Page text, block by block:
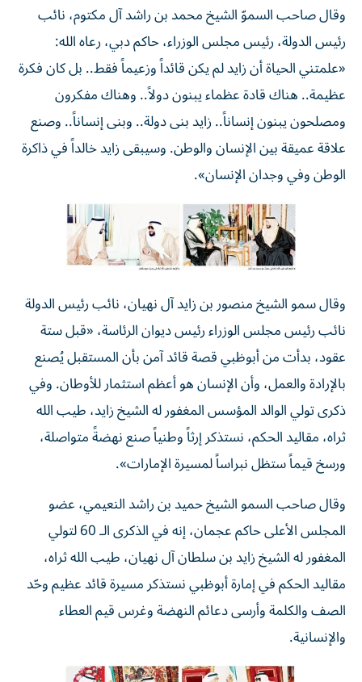
وقال صاحب السموّ الشيخ محمد بن راشد آل مكتوم، نائب
رئيس الدولة، رئيس مجلس الوزراء، حاكم دبي، رعاه الله:
«علمتني الحياة أن زايد لم يكن قائداً وزعيماً فقط.. بل كان فكرة
عظيمة.. هناك قادة عظماء يبنون دولاً.. وهناك مفكرون
ومصلحون يبنون إنساناً.. زايد بنى دولة.. وبنى إنساناً.. وصنع
علاقة عميقة بين الإنسان والوطن. وسيبقى زايد خالداً في ذاكرة
الوطن وفي وجدان الإنسان».
وقال سمو الشيخ منصور بن زايد آل نهيان، نائب رئيس الدولة
نائب رئيس مجلس الوزراء رئيس ديوان الرئاسة، «قبل ستة
عقود، بدأت من أبوظبي قصة قائد آمن بأن المستقبل يُصنع
بالإرادة والعمل، وأن الإنسان هو أعظم استثمار للأوطان. وفي
ذكرى تولي الوالد المؤسس المغفور له الشيخ زايد، طيب الله
ثراه، مقاليد الحكم، نستذكر إرثاً وطنياً صنع نهضةً متواصلة،
ورسخ قيماً ستظل نبراساً لمسيرة الإمارات».
وقال صاحب السمو الشيخ حميد بن راشد النعيمي، عضو
المجلس الأعلى حاكم عجمان، إنه في الذكرى الـ 60 لتولي
المغفور له الشيخ زايد بن سلطان آل نهيان، طيب الله ثراه،
مقاليد الحكم في إمارة أبوظبي نستذكر مسيرة قائد عظيم وحّد
الصف والكلمة وأرسى دعائم النهضة وغرس قيم العطاء
والإنسانية.